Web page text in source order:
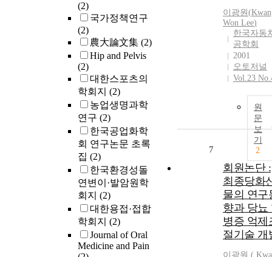
(2)
국가정책연구
(2)
農大論文集 (2)
Hip and Pelvis
(2)
대한스포츠의
학회지 (2)
농업생명과학
연구 (2)
한국공업화학
회 연구논문 초록
집 (2)
한국환경성돌
연변이·발암원학
회지 (2)
대한용접·접합
학회지 (2)
Journal of Oral
Medicine and Pain
이광원(
Won Lee)
한국자동
공학회
2001
오토저널
Vol.23
원
문
보
기
2
7
회원논단 :
최종당화
물의 연구
향과 당뇨
병증 억제
절기술 개
이광원 (